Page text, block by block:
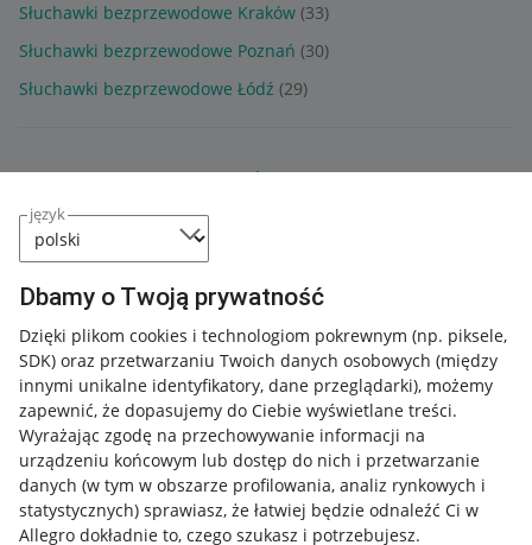
język
Dbamy o Twoją prywatność
Dzięki plikom cookies i technologiom pokrewnym (np. piksele,
SDK) oraz przetwarzaniu Twoich danych osobowych (między
innymi unikalne identyfikatory, dane przeglądarki), możemy
zapewnić, że dopasujemy do Ciebie wyświetlane treści.
Wyrażając zgodę na przechowywanie informacji na
urządzeniu końcowym lub dostęp do nich i przetwarzanie
danych (w tym w obszarze profilowania, analiz rynkowych i
statystycznych) sprawiasz, że łatwiej będzie odnaleźć Ci w
Allegro dokładnie to, czego szukasz i potrzebujesz.
Słuchawki bezprzewodowe Kraków (33)
Słuchawki bezprzewodowe Poznań (30)
Słuchawki bezprzewodowe Łódź (29)